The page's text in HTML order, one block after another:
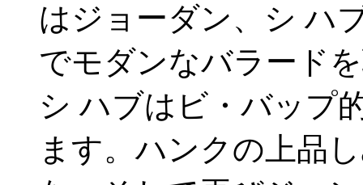
はジョーダン、シ ハ
でモダンなバラード
シ ハブはビ・バップ
ます。ハンクの上品